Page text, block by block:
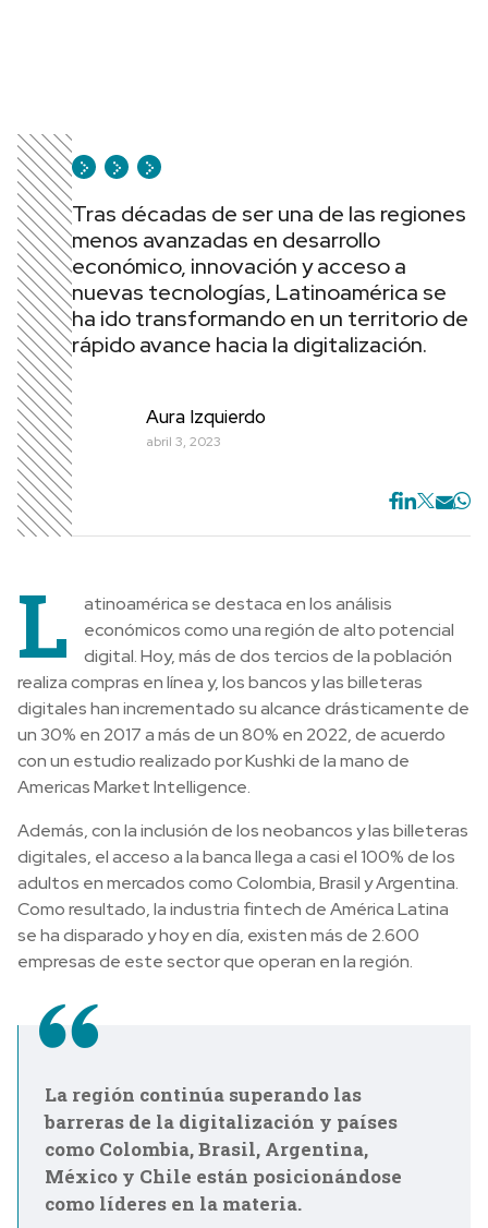
Tras décadas de ser una de las regiones
menos avanzadas en desarrollo
económico, innovación y acceso a
nuevas tecnologías, Latinoamérica se
ha ido transformando en un territorio de
rápido avance hacia la digitalización.
Aura Izquierdo
abril 3, 2023
L
atinoamérica se destaca en los análisis
económicos como una región de alto potencial
digital. Hoy, más de dos tercios de la población
realiza compras en línea y, los bancos y las billeteras
digitales han incrementado su alcance drásticamente de
un 30% en 2017 a más de un 80% en 2022, de acuerdo
con un estudio realizado por Kushki de la mano de
Americas Market Intelligence.
Además, con la inclusión de los neobancos y las billeteras
digitales, el acceso a la banca llega a casi el 100% de los
adultos en mercados como Colombia, Brasil y Argentina.
Como resultado, la industria fintech de América Latina
se ha disparado y hoy en día, existen más de 2.600
empresas de este sector que operan en la región.
La región continúa superando las
barreras de la digitalización y países
como Colombia, Brasil, Argentina,
México y Chile están posicionándose
como líderes en la materia.